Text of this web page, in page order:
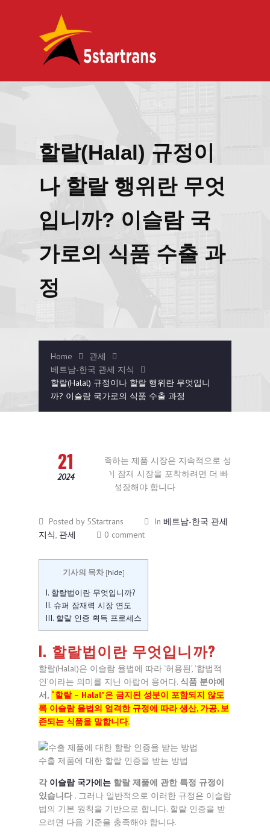
할랄(Halal) 규정이
나 할랄 행위란 무엇
입니까? 이슬람 국
가로의 식품 수출 과
정
Home
관세
베트남-한국 관세 지식
할랄(Halal) 규정이나 할랄 행위란 무엇입니
까? 이슬람 국가로의 식품 수출 과정
21
2024
Posted by 5Startrans In 베트남-한국 관세
지식, 관세 0 comment
기사의 목차 [hide]
I. 할랄법이란 무엇입니까?
II. 슈퍼 잠재력 시장 연도
III. 할랄 인증 획득 프로세스
I. 할랄법이란 무엇입니까?
할랄(Halal)은 이슬람 율법에 따라 ‘허용된’, ‘합법적
인’이라는 의미를 지닌 아랍어 용어다. 식품 분야에
서, “할랄 – Halal”은 금지된 성분이 포함되지 않도
록 이슬람 율법의 엄격한 규정에 따라 생산, 가공, 보
존되는 식품을 말합니다.
수출 제품에 대한 할랄 인증을 받는 방법
각 이슬람 국가에는 할랄 제품에 관한 특정 규정이
있습니다 . 그러나 일반적으로 이러한 규정은 이슬람
법의 기본 원칙을 기반으로 합니다. 할랄 인증을 받
으려면 다음 기준을 충족해야 합니다.